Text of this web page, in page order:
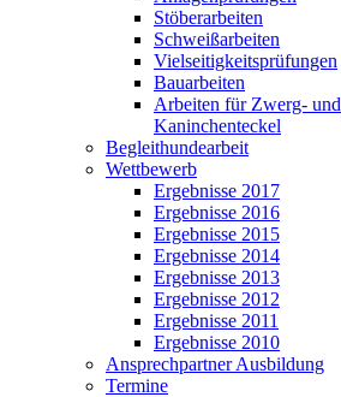
Stöberarbeiten
Schweißarbeiten
Vielseitigkeitsprüfungen
Bauarbeiten
Arbeiten für Zwerg- und
Kaninchenteckel
Begleithundearbeit
Wettbewerb
Ergebnisse 2017
Ergebnisse 2016
Ergebnisse 2015
Ergebnisse 2014
Ergebnisse 2013
Ergebnisse 2012
Ergebnisse 2011
Ergebnisse 2010
Ansprechpartner Ausbildung
Termine